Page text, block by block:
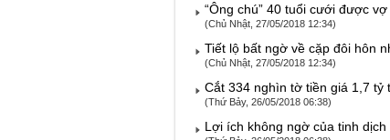
“Ông chú” 40 tuổi cưới được
(Chủ Nhật, 27/05/2018 12:34)
Tiết lộ bất ngờ về cặp đôi hôn
(Chủ Nhật, 27/05/2018 12:34)
Cắt 334 nghìn tờ tiền giá 1,7 tỷ
(Thứ Bảy, 26/05/2018 06:38)
Lợi ích không ngờ của tinh dịch